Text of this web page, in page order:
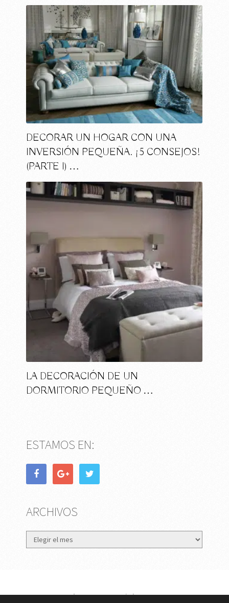
DECORAR UN HOGAR CON UNA
INVERSIÓN PEQUEÑA. ¡5 CONSEJOS!
(PARTE I) …
LA DECORACIÓN DE UN
DORMITORIO PEQUEÑO …
ESTAMOS EN:
ARCHIVOS
Archivos
eMujer.comCopyright © 2026.